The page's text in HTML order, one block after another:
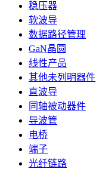
稳压器
软波导
数据路径管理
GaN晶圆
线性产品
其他未列明器件
直波导
同轴被动器件
导波管
电桥
端子
光纤链路